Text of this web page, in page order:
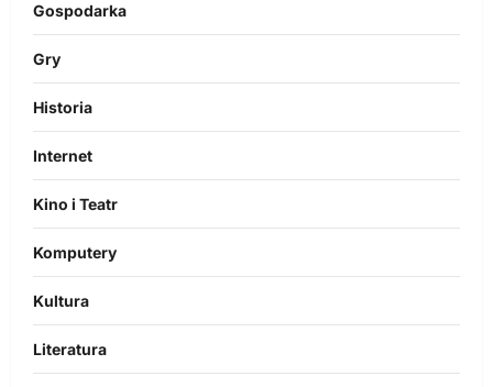
Gospodarka
Gry
Historia
Internet
Kino i Teatr
Komputery
Kultura
Literatura